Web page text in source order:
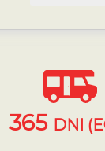
365 DNI